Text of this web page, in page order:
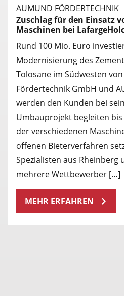
AUMUND FÖRDERTECHNIK
Zuschlag für den Einsatz
Maschinen bei
Rund 100 Mio. Euro
Modernisierung des
Tolosane im Südwesten
Fördertechnik GmbH und
werden den Kunden bei
Umbauprojekt begleiten
der verschiedenen
offenen Bieterverfahren
Spezialisten aus Rheinberg
mehrere Wettbewerber […]
MEHR ERFAHREN